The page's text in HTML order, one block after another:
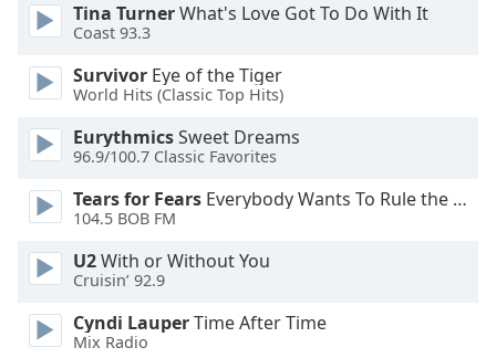
Background
Color
Opacity
Caption
Area
Background
Tina TurnerWhat's Love Got To Do With It
Coast 93.3
Survivor Eye of the Tiger
World Hits (Classic Top Hits)
EurythmicsSweet Dreams
96.9/100.7 Classic Favorites
Tears for Fears Everybody Wants To Rule the World
104.5 BOB FM
U2With or Without You
Cruisin’ 92.9
Cyndi LauperTime After Time
Mix Radio